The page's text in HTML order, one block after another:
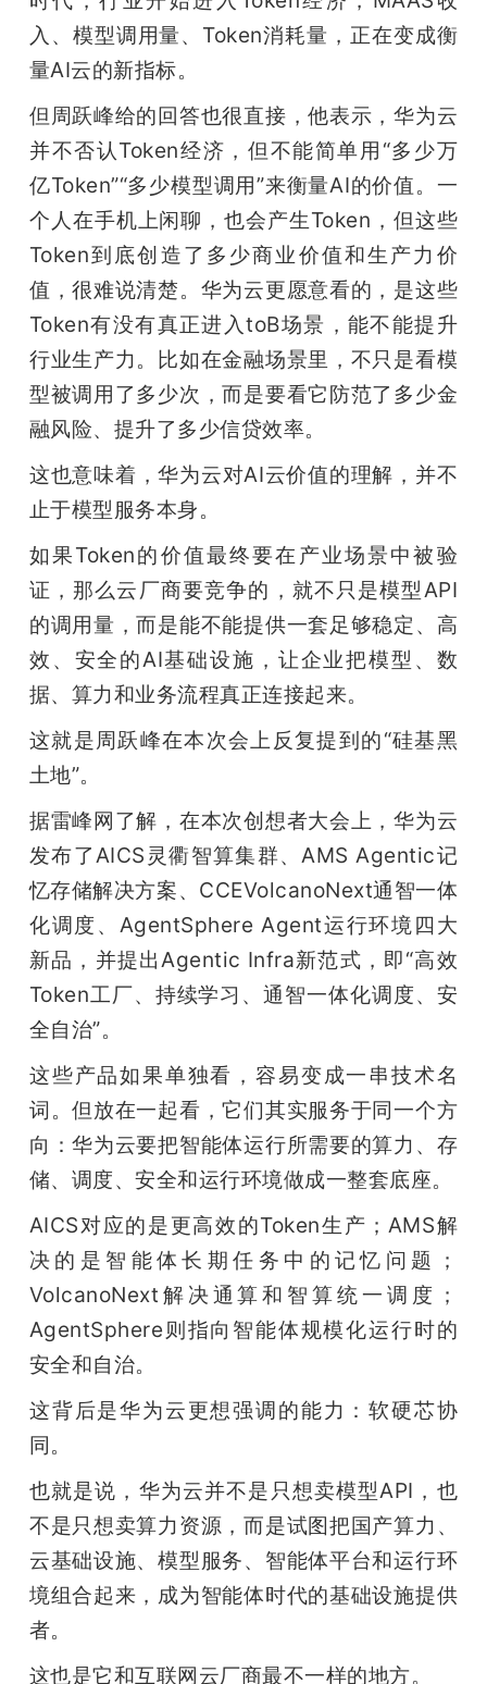
入、模型调用量、Token消耗量，正在变成衡
量AI云的新指标。
但周跃峰给的回答也很直接，他表示，华为云
并不否认Token经济，但不能简单用“多少万
亿Token”“多少模型调用”来衡量AI的价值。一
个人在手机上闲聊，也会产生Token，但这些
Token到底创造了多少商业价值和生产力价
值，很难说清楚。华为云更愿意看的，是这些
Token有没有真正进入toB场景，能不能提升
行业生产力。比如在金融场景里，不只是看模
型被调用了多少次，而是要看它防范了多少金
融风险、提升了多少信贷效率。
这也意味着，华为云对AI云价值的理解，并不
止于模型服务本身。
如果Token的价值最终要在产业场景中被验
证，那么云厂商要竞争的，就不只是模型API
的调用量，而是能不能提供一套足够稳定、高
效、安全的AI基础设施，让企业把模型、数
据、算力和业务流程真正连接起来。
这就是周跃峰在本次会上反复提到的“硅基黑
土地”。
据雷峰网了解，在本次创想者大会上，华为云
发布了AICS灵衢智算集群、AMS Agentic记
忆存储解决方案、CCEVolcanoNext通智一体
化调度、AgentSphere Agent运行环境四大
新品，并提出Agentic Infra新范式，即“高效
Token工厂、持续学习、通智一体化调度、安
全自治”。
这些产品如果单独看，容易变成一串技术名
词。但放在一起看，它们其实服务于同一个方
向：华为云要把智能体运行所需要的算力、存
储、调度、安全和运行环境做成一整套底座。
AICS对应的是更高效的Token生产；AMS解
决的是智能体长期任务中的记忆问题；
VolcanoNext解决通算和智算统一调度；
AgentSphere则指向智能体规模化运行时的
安全和自治。
这背后是华为云更想强调的能力：软硬芯协
同。
也就是说，华为云并不是只想卖模型API，也
不是只想卖算力资源，而是试图把国产算力、
云基础设施、模型服务、智能体平台和运行环
境组合起来，成为智能体时代的基础设施提供
者。
这也是它和互联网云厂商最不一样的地方。